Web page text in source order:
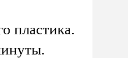
пластика.